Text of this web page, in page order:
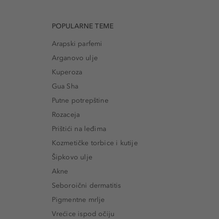
POPULARNE TEME
Arapski parfemi
Arganovo ulje
Kuperoza
Gua Sha
Putne potrepštine
Rozaceja
Prištići na leđima
Kozmetičke torbice i kutije
Šipkovo ulje
Akne
Seboroični dermatitis
Pigmentne mrlje
Vrećice ispod očiju